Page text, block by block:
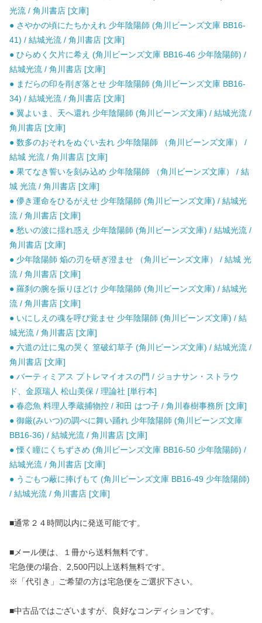
光流 / 角川書店 [文庫]
● さやかの頃にたちかえれ 少年陰陽師 (角川ビーンズ文庫 BB16-
41) / 結城光流 / 角川書店 [文庫]
● ひらめく欠片に希え (角川ビーンズ文庫 BB16-46 少年陰陽師) /
結城光流 / 角川書店 [文庫]
● まだらの印を削ぎ落とせ 少年陰陽師 (角川ビーンズ文庫 BB16-
34) / 結城光流 / 角川書店 [文庫]
● 翼よいま、天へ還れ 少年陰陽師 (角川ビーンズ文庫) / 結城光流 /
角川書店 [文庫]
● 数多のおそれをぬぐい去れ 少年陰陽師 （角川ビーンズ文庫） /
結城 光流 / 角川書店 [文庫]
● 果てなき誓いを刻み込め 少年陰陽師 （角川ビーンズ文庫） / 結
城 光流 / 角川書店 [文庫]
● 儚き運命をひるがえせ 少年陰陽師 (角川ビーンズ文庫) / 結城光
流 / 角川書店 [文庫]
● 愁いの波に揺れ惑え 少年陰陽師 (角川ビーンズ文庫) / 結城光流 /
角川書店 [文庫]
● 少年陰陽師 焔の刃を研ぎ澄ませ （角川ビーンズ文庫） / 結城 光
流 / 角川書店 [文庫]
● 羅刹の腕を振りほどけ 少年陰陽師 (角川ビーンズ文庫) / 結城光
流 / 角川書店 [文庫]
● いにしえの魂を呼び覚ませ 少年陰陽師 (角川ビーンズ文庫) / 結
城光流 / 角川書店 [文庫]
● 六道の辻に鬼の哭く 篁破幻草子 (角川ビーンズ文庫) / 結城光流 /
角川書店 [文庫]
● バーティミアス プトレマイオスの門 / ジョナサン・ストラウ
ド、金原瑞人 松山美保 / 理論社 [単行本]
● 春恋魚 料理人季蔵捕物控 / 和田 はつ子 / 角川春樹事務所 [文庫]
● 御厳(みいつ)の調べに舞い踊れ 少年陰陽師 (角川ビーンズ文庫
BB16-36) / 結城光流 / 角川書店 [文庫]
● 慄く瞳にくちずさめ (角川ビーンズ文庫 BB16-50 少年陰陽師) /
結城光流 / 角川書店 [文庫]
● うごもつ蔽に捧げもて (角川ビーンズ文庫 BB16-49 少年陰陽師)
/ 結城光流 / 角川書店 [文庫]
■通常２４時間以内に発送可能です。
■メール便は、１冊から送料無料です。
宅急便の場合、2,500円以上送料無料です。
※「代引き」ご希望の方は宅急便をご選択下さい。
■中古品ではございますが、良好なコンディションです。